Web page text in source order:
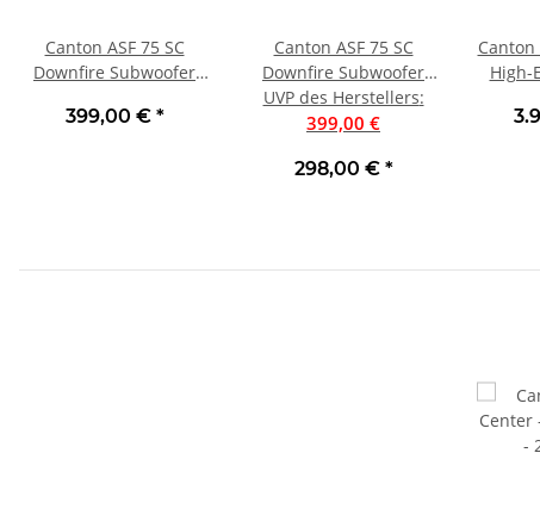
Canton ASF 75 SC
Downfire Subwoofer
399,00 € *
Canton ASF 75 SC
Downfire Subwoofer
Weiß I Neu
UVP des Herstellers:
399,00 €
298,00 € *
Canton
High-